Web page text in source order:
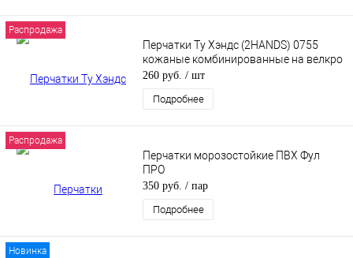
Распродажа
Перчатки Ту Хэндс (2HANDS) 0755
кожаные комбинированные на велкро
260 руб. / шт
Подробнее
Распродажа
Перчатки морозостойкие ПВХ Фул
ПРО
350 руб. / пар
Подробнее
Новинка